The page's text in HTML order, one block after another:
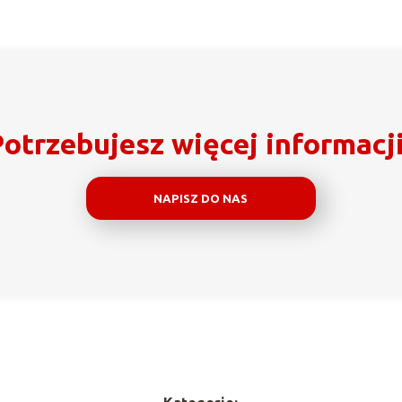
więcej
NAPISZ DO NAS